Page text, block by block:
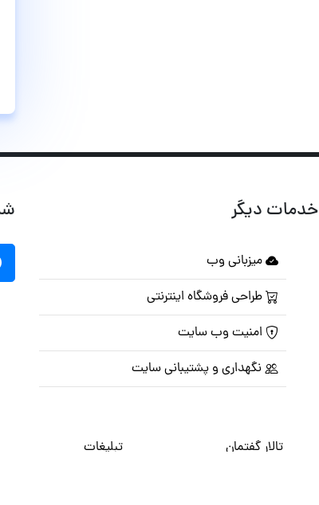
خدمات دیگر
میزبانی وب
طراحی فروشگاه اینترنتی
امنیت وب سایت
نگهداری و پشتیبانی سایت
تالار گفتمان تبلیغات